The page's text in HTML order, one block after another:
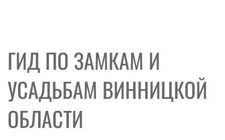
ГИД ПО ЗАМКАМ И
УСАДЬБАМ ВИННИЦКОЙ
ОБЛАСТИ